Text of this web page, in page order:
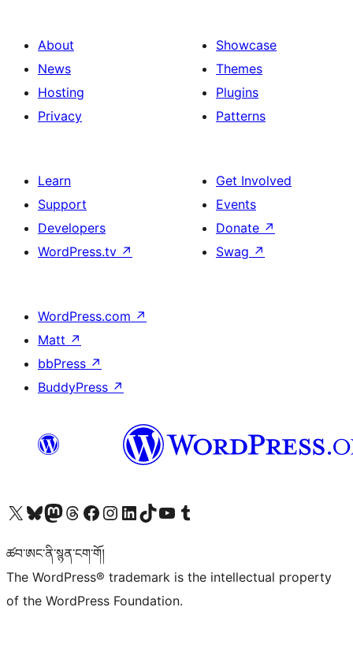
About
News
Hosting
Privacy
Showcase
Themes
Plugins
Patterns
Learn
Support
Developers
WordPress.tv ↗
Get Involved
Events
Donate ↗
Swag ↗
WordPress.com ↗
Matt ↗
bbPress ↗
BuddyPress ↗
Visit our X (formerly Twitter) account
Visit our Bluesky account
Visit our Mastodon account
Visit our Threads account
Visit our Facebook page
Visit our Instagram account
Visit our LinkedIn account
Visit our TikTok account
Visit our YouTube channel
Visit our Tumblr account
ཚབ་ཨང་ནི་སྙན་ངག་གོ།
The WordPress® trademark is the intellectual property
of the WordPress Foundation.